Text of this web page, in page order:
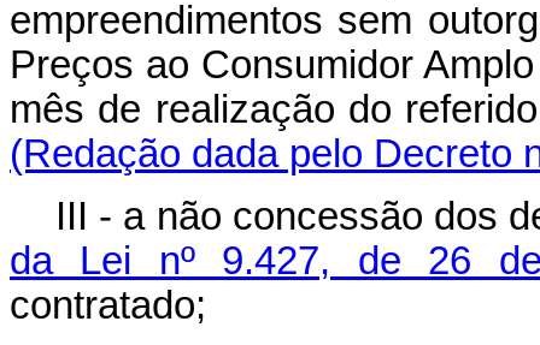
empreendimentos sem
Preços ao Consumidor
mês de realização do
(Redação dada pelo Decreto
III - a não concessão dos
da Lei nº 9.427, de 26
contratado;